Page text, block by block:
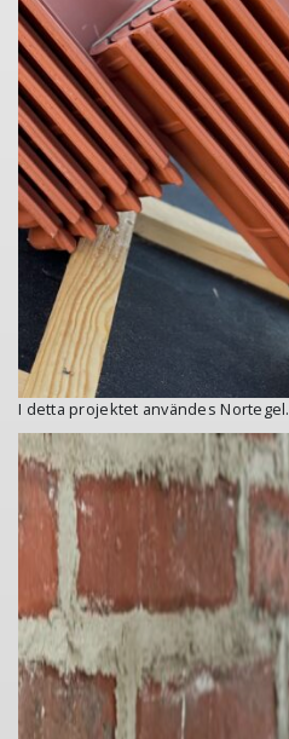
I detta projektet användes Nortegel.